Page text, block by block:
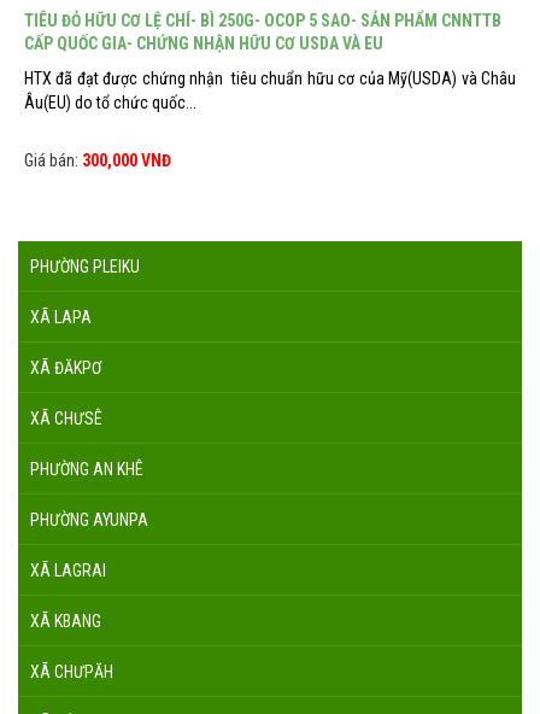
TIÊU ĐỎ HỮU CƠ LỆ CHÍ- BÌ 250G- OCOP 5 SAO- SẢN PHẨM CNNTTB
CẤP QUỐC GIA- CHỨNG NHẬN HỮU CƠ USDA VÀ EU
HTX đã đạt được chứng nhận tiêu chuẩn hữu cơ của Mỹ(USDA) và Châu
Âu(EU) do tổ chức quốc...
Giá bán: 300,000 VNĐ
PHƯỜNG PLEIKU
XÃ LAPA
XÃ ĐĂKPƠ
XÃ CHƯSÊ
PHƯỜNG AN KHÊ
PHƯỜNG AYUNPA
XÃ LAGRAI
XÃ KBANG
XÃ CHƯPĂH